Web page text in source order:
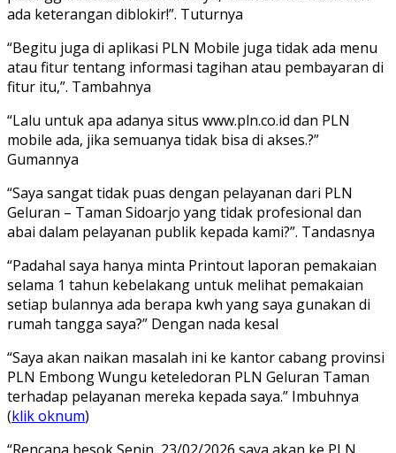
ada keterangan diblokir!”. Tuturnya
“Begitu juga di aplikasi PLN Mobile juga tidak ada menu
atau fitur tentang informasi tagihan atau pembayaran di
fitur itu,”. Tambahnya
“Lalu untuk apa adanya situs www.pln.co.id dan PLN
mobile ada, jika semuanya tidak bisa di akses.?”
Gumannya
“Saya sangat tidak puas dengan pelayanan dari PLN
Geluran – Taman Sidoarjo yang tidak profesional dan
abai dalam pelayanan publik kepada kami?”. Tandasnya
“Padahal saya hanya minta Printout laporan pemakaian
selama 1 tahun kebelakang untuk melihat pemakaian
setiap bulannya ada berapa kwh yang saya gunakan di
rumah tangga saya?” Dengan nada kesal
“Saya akan naikan masalah ini ke kantor cabang provinsi
PLN Embong Wungu keteledoran PLN Geluran Taman
terhadap pelayanan mereka kepada saya.” Imbuhnya
(klik oknum)